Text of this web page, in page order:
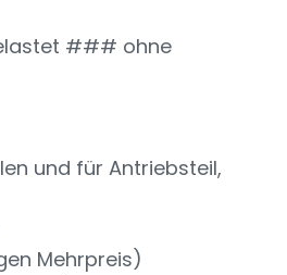
### ohne
und für Antriebsteil,
Mehrpreis)